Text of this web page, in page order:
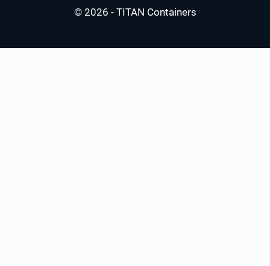
© 2026 - TITAN Containers